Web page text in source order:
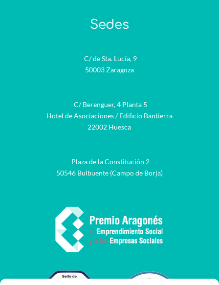
Sedes
C/ de Sta. Lucía, 9
50003 Zaragoza
C/ Berenguer, 4 Planta 5
Hotel de Asociaciones / Edificio Bantierra
22002 Huesca
Plaza de la Constitución 2
50546 Bulbuente (Campo de Borja)